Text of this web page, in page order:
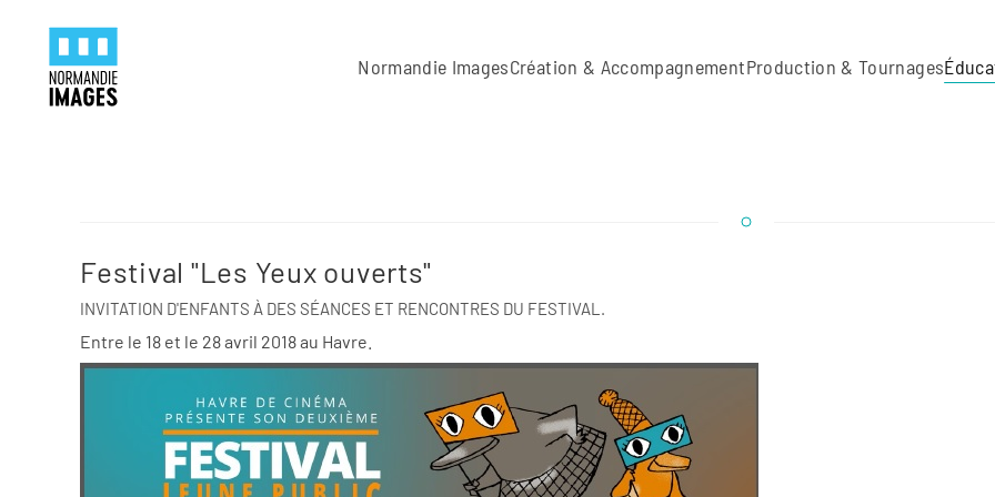
Skip to main content
Normandie ImagesCréation & AccompagnementProduction & Tournages
Festival "Les Yeux ouverts"
INVITATION D'ENFANTS À DES SÉANCES ET RENCONTRES DU FESTIVAL.
Entre le 18 et le 28 avril 2018 au Havre.